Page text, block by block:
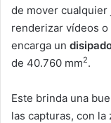
de mover cualquier
renderizar vídeos
encarga un
de 40.760 mm2.
Este brinda una
las capturas, con